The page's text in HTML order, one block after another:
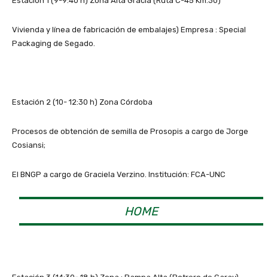
Vivienda y línea de fabricación de embalajes) Empresa : Special
Packaging de Segado.
Estación 2 (10- 12:30 h) Zona Córdoba
Procesos de obtención de semilla de Prosopis a cargo de Jorge
Cosiansi;
El BNGP a cargo de Graciela Verzino. Institución: FCA-UNC
HOME